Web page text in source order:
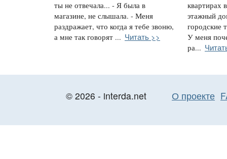
ты не отвечала... - Я была в
магазине, не слышала. - Меня
раздражает, что когда я тебе звоню,
а мне так говорят ... Читать >>
квартирах
этажный
городские
У меня
ра...
© 2026 - interda.net О проекте